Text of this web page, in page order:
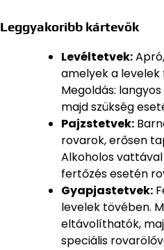
Leggyakoribb kártevők
Levéltetvek:
amelyek a levelek
Megoldás:
majd szükség
Pajzstetvek:
rovarok, erősen
Alkoholos
fertőzés esetén
Gyapjastetvek:
levelek tövében.
eltávolíthatók,
speciális